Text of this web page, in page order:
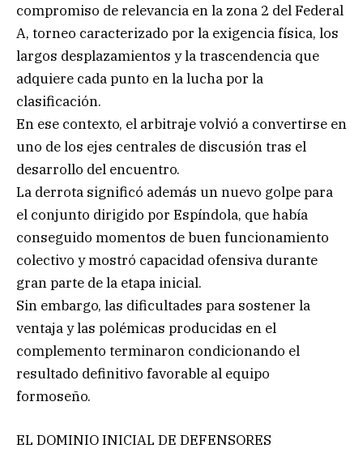
compromiso de relevancia en la zona 2 del Federal
A, torneo caracterizado por la exigencia física, los
largos desplazamientos y la trascendencia que
adquiere cada punto en la lucha por la
clasificación.
En ese contexto, el arbitraje volvió a convertirse en
uno de los ejes centrales de discusión tras el
desarrollo del encuentro.
La derrota significó además un nuevo golpe para
el conjunto dirigido por Espíndola, que había
conseguido momentos de buen funcionamiento
colectivo y mostró capacidad ofensiva durante
gran parte de la etapa inicial.
Sin embargo, las dificultades para sostener la
ventaja y las polémicas producidas en el
complemento terminaron condicionando el
resultado definitivo favorable al equipo
formoseño.
EL DOMINIO INICIAL DE DEFENSORES